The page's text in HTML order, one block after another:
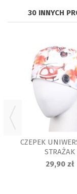
30 INNYCH
CZEPEK
STRAŻAK
29,90 zł